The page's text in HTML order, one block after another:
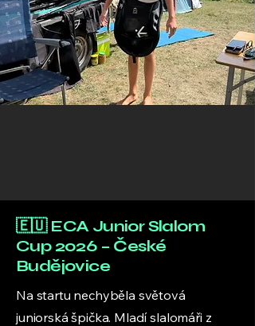
🇪🇺 ECA Junior Slalom
Cup 2026 – České
Budějovice
Na startu nechyběla světová
juniorská špička. Mladí slalomáři z